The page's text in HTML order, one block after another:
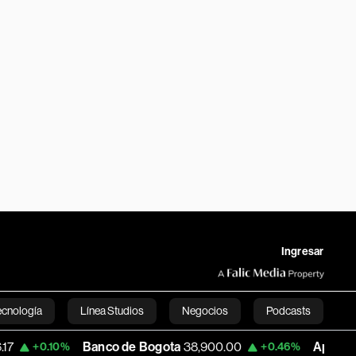
Ingresar
Línea Studios Negocios Podcasts
English
Banco de Bogota 38,900.00 +0.46% Apple 312.15